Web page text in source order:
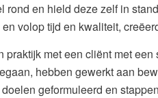
rond en hield deze zelf in
volop tijd en kwaliteit,
praktijk met een cliënt met
hebben gewerkt aan
geformuleerd en